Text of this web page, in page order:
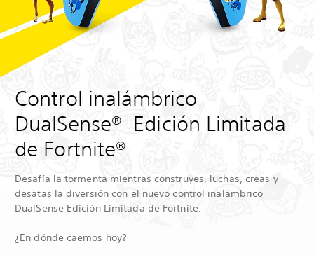
Control inalámbrico
DualSense® Edición Limitada
de Fortnite®
Desafía la tormenta mientras construyes, luchas, creas y
desatas la diversión con el nuevo control inalámbrico
DualSense Edición Limitada de Fortnite.
¿En dónde caemos hoy?